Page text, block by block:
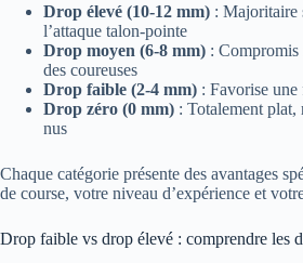
Drop élevé (10-12 mm) : Majoritaire
l’attaque talon-pointe
Drop moyen (6-8 mm) : Compromis
des coureuses
Drop faible (2-4 mm) : Favorise
Drop zéro (0 mm) : Totalement plat,
nus
Chaque catégorie présente des avantages
de course, votre niveau d’expérience et
Drop faible vs drop élevé : comprendre les